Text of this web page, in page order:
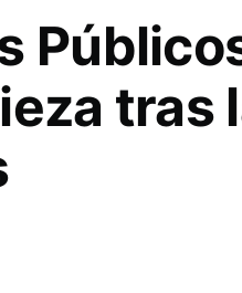
tras